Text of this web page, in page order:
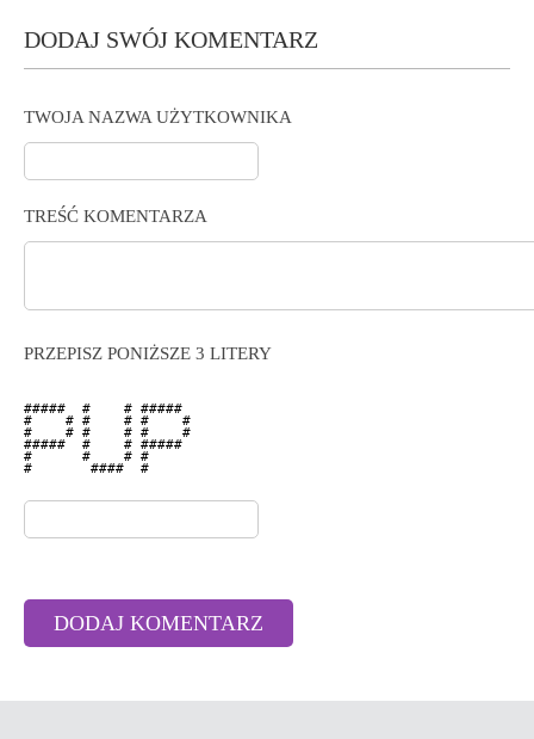
DODAJ SWÓJ KOMENTARZ
TWOJA NAZWA UŻYTKOWNIKA
TREŚĆ KOMENTARZA
PRZEPISZ PONIŻSZE 3 LITERY
#####  #    # #####
#    # #    # #    #
#    # #    # #    #
#####  #    # #####
#      #    # #
#       ####  #